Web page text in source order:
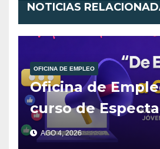
NOTICIAS
OFICINA DE EMPLEO
Oficina de
curso de
Creador
AGO 4, 2026